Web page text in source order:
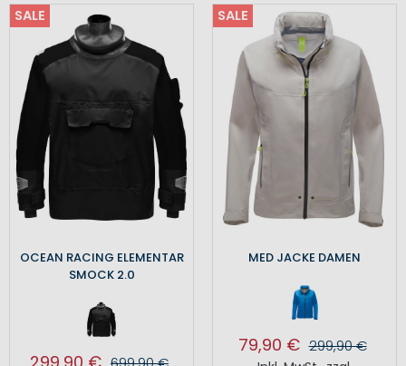
SALE
OCEAN RACING ELEMENTAR
SMOCK 2.0
SALE
MED JACKE DAMEN
79,90 € 299,90 €